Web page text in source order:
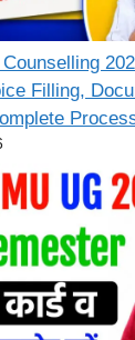
Filling,